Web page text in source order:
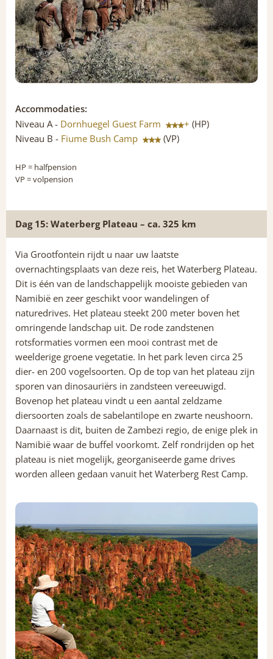
Accommodaties:
Niveau A - Dornhuegel Guest Farm + (HP)
Niveau B - Fiume Bush Camp (VP)
HP = halfpension
VP = volpension
Dag 15: Waterberg Plateau – ca. 325 km
Via Grootfontein rijdt u naar uw laatste
overnachtingsplaats van deze reis, het Waterberg Plateau.
Dit is één van de landschappelijk mooiste gebieden van
Namibië en zeer geschikt voor wandelingen of
naturedrives. Het plateau steekt 200 meter boven het
omringende landschap uit. De rode zandstenen
rotsformaties vormen een mooi contrast met de
weelderige groene vegetatie. In het park leven circa 25
dier- en 200 vogelsoorten. Op de top van het plateau zijn
sporen van dinosauriërs in zandsteen vereeuwigd.
Bovenop het plateau vindt u een aantal zeldzame
diersoorten zoals de sabelantilope en zwarte neushoorn.
Daarnaast is dit, buiten de Zambezi regio, de enige plek in
Namibië waar de buffel voorkomt. Zelf rondrijden op het
plateau is niet mogelijk, georganiseerde game drives
worden alleen gedaan vanuit het Waterberg Rest Camp.